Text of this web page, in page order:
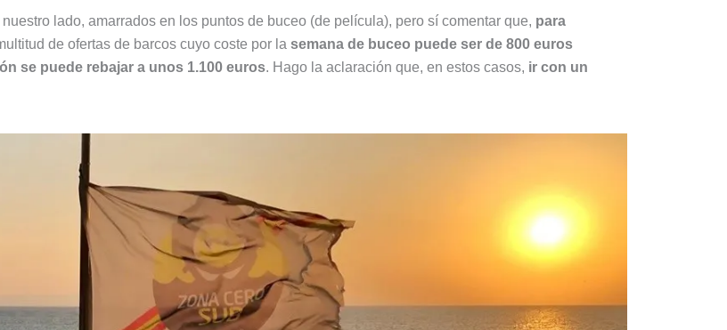
lado, amarrados en los puntos de buceo (de película), pero sí comentar que, para
de ofertas de barcos cuyo coste por la semana de buceo puede ser de 800 euros
se puede rebajar a unos 1.100 euros. Hago la aclaración que, en estos casos, ir con un